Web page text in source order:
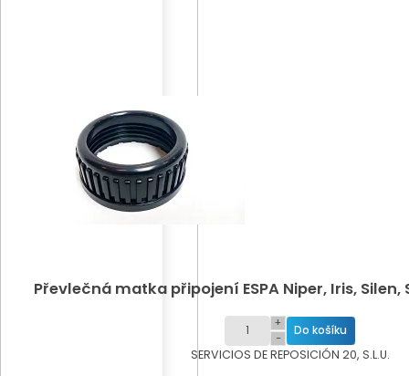
Převlečná matka připojení ESPA Niper, Iris, Silen,
+
−
SERVICIOS DE REPOSICIÓN 20, S.L.U.